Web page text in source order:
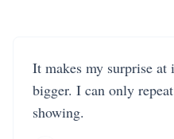
It makes my surprise at
bigger. I can only
showing.